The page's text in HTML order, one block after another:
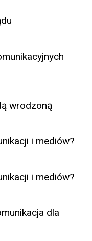
wrodzoną
i mediów?
i mediów?
dla